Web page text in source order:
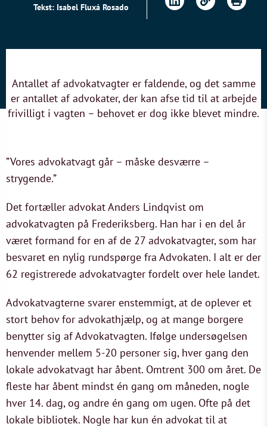
Tekst: Isabel Fluxá Rosado
Antallet af advokatvagter er faldende, og det samme
er antallet af advokater, der kan afse tid til at arbejde
frivilligt i vagten – behovet er dog ikke blevet mindre.
”Vores advokatvagt går – måske desværre –
strygende.”
Det fortæller advokat Anders Lindqvist om
advokatvagten på Frederiksberg. Han har i en del år
været formand for en af de 27 advokatvagter, som har
besvaret en nylig rundspørge fra Advokaten. I alt er der
62 registrerede advokatvagter fordelt over hele landet.
Advokatvagterne svarer enstemmigt, at de oplever et
stort behov for advokathjælp, og at mange borgere
benytter sig af Advokatvagten. Ifølge undersøgelsen
henvender mellem 5-20 personer sig, hver gang den
lokale advokatvagt har åbent. Omtrent 300 om året. De
fleste har åbent mindst én gang om måneden, nogle
hver 14. dag, og andre én gang om ugen. Ofte på det
lokale bibliotek. Nogle har kun én advokat til at